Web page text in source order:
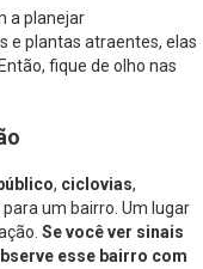
a planejar
e plantas atraentes, elas
fique de olho nas
, ciclovias,
um bairro. Um lugar
Se você ver sinais
esse bairro com